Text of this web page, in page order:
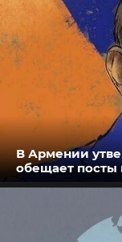
В Армении
обещает посты